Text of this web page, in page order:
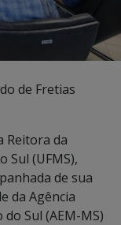
de Fretias
Reitora da
Sul (UFMS),
de sua
da Agência
Sul (AEM-MS)